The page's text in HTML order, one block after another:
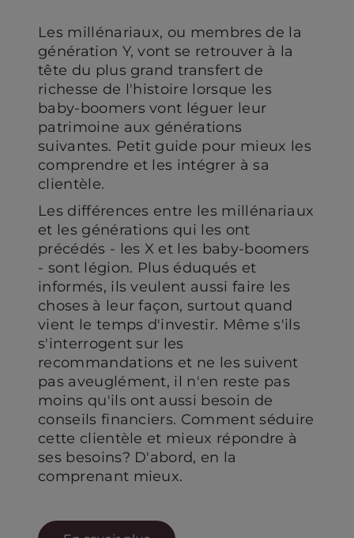
Les millénariaux, ou membres de la
génération Y, vont se retrouver à la
tête du plus grand transfert de
richesse de l'histoire lorsque les
baby-boomers vont léguer leur
patrimoine aux générations
suivantes. Petit guide pour mieux les
comprendre et les intégrer à sa
clientèle.
Les différences entre les millénariaux
et les générations qui les ont
précédés - les X et les baby-boomers
- sont légion. Plus éduqués et
informés, ils veulent aussi faire les
choses à leur façon, surtout quand
vient le temps d'investir. Même s'ils
s'interrogent sur les
recommandations et ne les suivent
pas aveuglément, il n'en reste pas
moins qu'ils ont aussi besoin de
conseils financiers. Comment séduire
cette clientèle et mieux répondre à
ses besoins? D'abord, en la
comprenant mieux.